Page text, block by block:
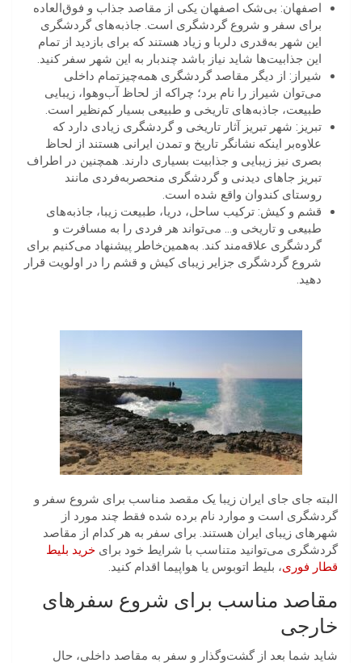
اصفهان: بی‌شک اصفهان یکی از مقاصد جذاب و فوق‌العاده
برای سفر و شروع گردشگری است. جاذبه‌های گردشگری
این شهر به‌قدری دلربا و زیاد هستند که برای بازدید از تمام
این جذابیت‌ها شاید نیاز باشد چندبار به این شهر سفر کنید.
شیراز: از دیگر مقاصد گردشگری همه‌چیزتمام داخلی
می‌توان شیراز را نام برد؛ چراکه از لحاظ آب‌وهوا، زیبایی
طبیعت، جاذبه‌های تاریخی و طبیعی بسیار کم‌نظیر است.
تبریز: شهر تبریز آثار تاریخی و گردشگری زیادی دارد که
علاوه‌بر اینکه نشانگر تاریخ و تمدن ایرانی هستند از لحاظ
بصری نیز زیبایی و جذابیت بسیاری دارند. همچنین در اطراف
تبریز جاهای دیدنی و گردشگری منحصربه‌فردی مانند
روستای کندوان واقع شده است.
قشم و کیش: ترکیب ساحل، دریا، طبیعت زیبا، جاذبه‌های
طبیعی و تاریخی و… می‌تواند هر فردی را به مسافرت و
گردشگری علا‌قه‌مند کند. به‌همین‌خاطر پیشنهاد می‌کنیم برای
شروع گردشگری جزایر زیبای کیش و قشم را در اولویت قرار
دهید.
البته جای جای ایران زیبا یک مقصد مناسب برای شروع سفر و
گردشگری است و موارد نام برده شده فقط چند مورد از
شهرهای زیبای ایران هستند. برای سفر به هر کدام از مقاصد
گردشگری می‌توانید متناسب با شرایط خود برای خرید بلیط
قطار فوری، بلیط اتوبوس یا هواپیما اقدام کنید.
مقاصد مناسب برای شروع سفرهای
خارجی
شاید شما بعد از گشت‌وگذار و سفر به مقاصد داخلی، حال